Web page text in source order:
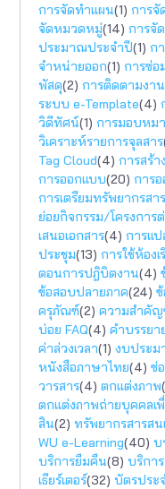
การจัดทำแผน(1) การจั
จัดหมวดหมู่(14) การจั
ประมาณประจำปี(1) ก
จำหน่ายออก(1) การซ่อ
พัสดุ(2) การติดตามงาน
ระบบ e-Template(4)
วิดีทัศน์(1) การมอบหม
วิเคราะห์รายการจุลสาร
Tag Cloud(4) การสร้
การออกแบบ(20) การ
การเตรียมทรัพยากรสา
ย่อยกิจกรรม/โครงการ
เสนอเอกสาร(4) การแป
ประชุม(13) การใช้ห้องเ
ตอนการปฎิบิตงาน(4)
ข้อสอบปลายภาค(24)
ครุภัณฑ์(2) ความสำคัญ
บ่อย FAQ(4) คำบรรยา
ค่าล่วงเวลา(1) งบประ
หนังสือภาษาไทย(4) ซ่
วารสาร(4) ตกแต่งภาพ
ตกแต่งภาพถ่ายบุคคลเ
สิน(2) ทรัพยากรสารสน
WU e-Learning(40) บ
บริการยืมคืน(8) บริกา
เธียร์เตอร์(32) บัตรประ